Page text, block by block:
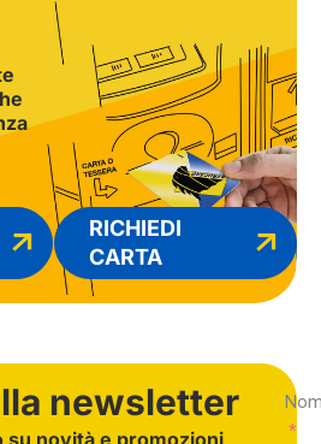
RICHIEDI
CARTA
newsletter